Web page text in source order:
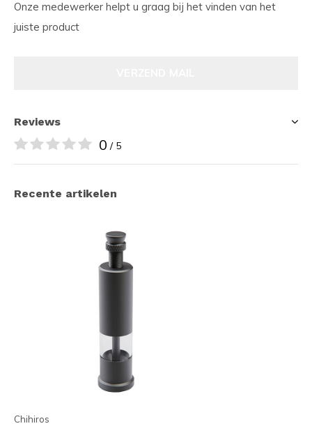
Onze medewerker helpt u graag bij het vinden van het
juiste product
Reviews
0 / 5
Recente artikelen
Chihiros